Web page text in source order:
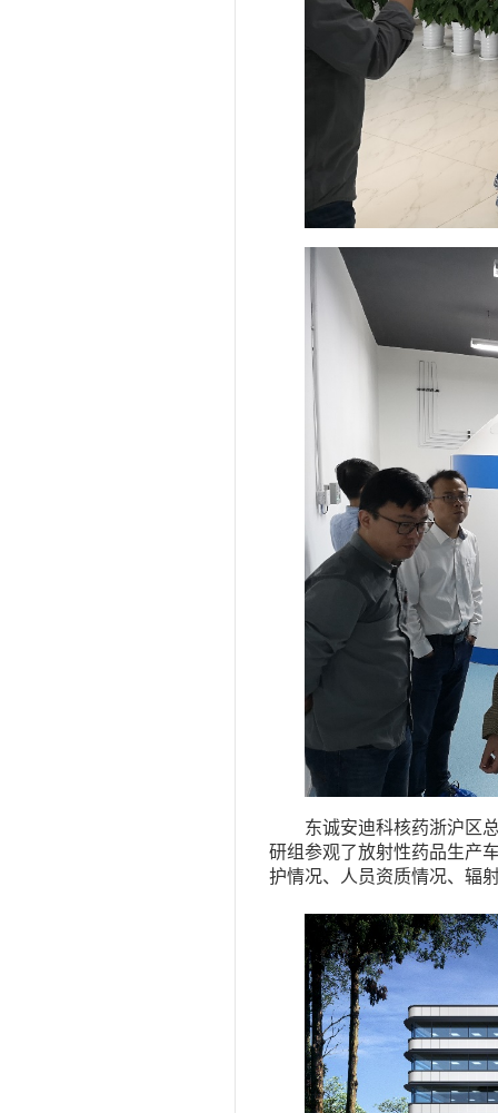
东诚安迪科核药浙沪区
研组参观了放射性药品生产
护情况、人员资质情况、辐